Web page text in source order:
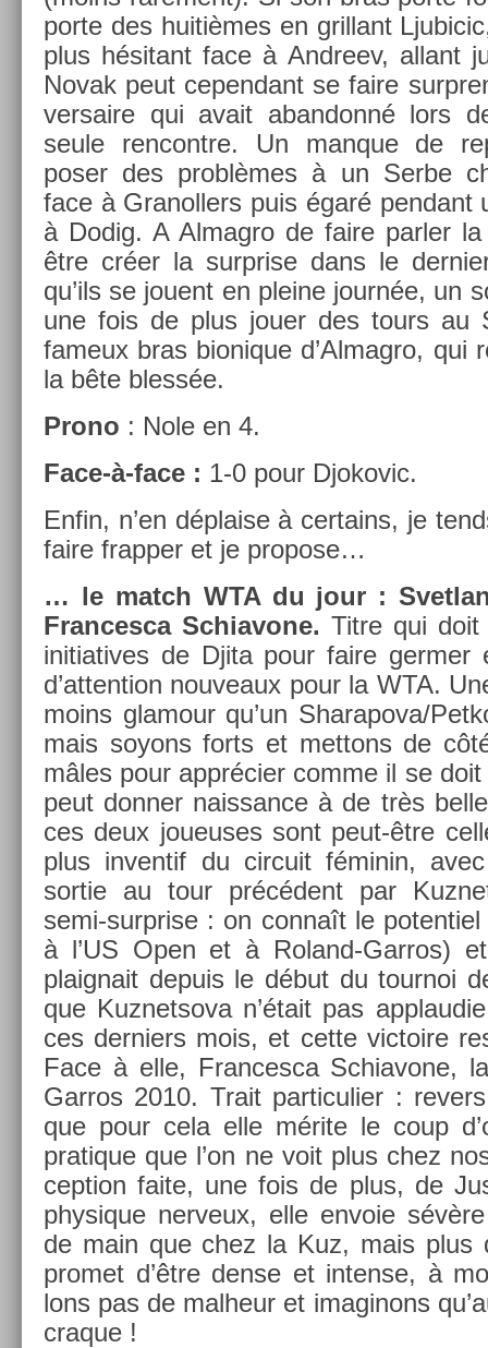
porte des huitièmes en gril­lant
plus hésitant face à An­dreev, al­lant
Novak peut cepen­dant se faire
versaire qui avait ab­an­donné lors
seule re­ncontre. Un man­que de
poser des problèmes à un Serbe
face à Granoll­ers puis égaré pen­dant
à Dodig. A Al­mag­ro de faire parl­er
être créer la sur­pr­ise dans le
qu’ils se jouent en pleine journée, un
une fois de plus jouer des tours au
fameux bras bi­onique d’Al­magro, qui
la bête blessée.
Prono : Nole en 4.
Face-à-face : 1-0 pour Djokovic.
Enfin, n’en dépla­ise à cer­tains, je
faire frapp­er et je pro­pose…
… le match WTA du jour :
Fran­cesca Schiavone. Titre qui
in­itiatives de Djita pour faire germ­er
d’at­ten­tion nouveaux pour la WTA.
moins glamour qu’un Sharapova/­
mais soyons forts et met­tons de
mâles pour apprécier comme il se
peut donn­er nais­sance à de très
ces deux joueuses sont peut-être
plus in­ven­tif du cir­cuit féminin, avec
sor­tie au tour précédent par
semi-surprise : on connaît le
à l’US Open et à Roland-Garros)
plaig­nait de­puis le début du tour­noi
que Kuz­netsova n’était pas
ces de­rni­ers mois, et cette vic­toire
Face à elle, Fran­cesca Schiavone,
Garros 2010. Trait par­ticuli­er :
que pour cela elle mérite le coup
pratique que l’on ne voit plus chez
cep­tion faite, une fois de plus, de
physique ner­veux, elle en­voie
de main que chez la Kuz, mais
pro­met d’être dense et in­ten­se, à
lons pas de mal­heur et im­aginons
craque !